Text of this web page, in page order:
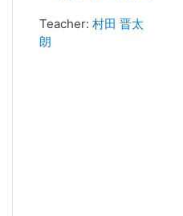
Teacher: 村田 晋太
朗